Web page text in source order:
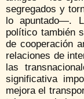
segregados y
lo apuntado—.
político también
de cooperación
relaciones de
las
significativa
mejora el